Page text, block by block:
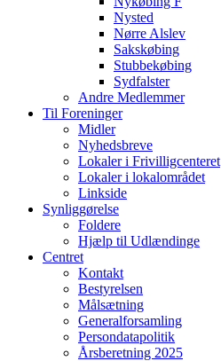
Nysted
Nørre Alslev
Sakskøbing
Stubbekøbing
Sydfalster
Andre Medlemmer
Til Foreninger
Midler
Nyhedsbreve
Lokaler i Frivilligcenteret
Lokaler i lokalområdet
Linkside
Synliggørelse
Foldere
Hjælp til Udlændinge
Centret
Kontakt
Bestyrelsen
Målsætning
Generalforsamling
Persondatapolitik
Årsberetning 2025